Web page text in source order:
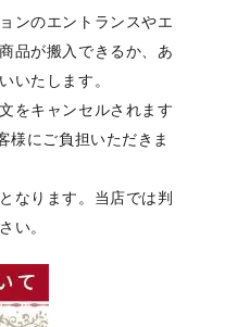
ンのエントランスやエ
品が搬入できるか、あ
いたします。
をキャンセルされます
様にご負担いただきま
なります。当店では判
い。